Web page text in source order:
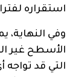
استقراره
وفي النهاية،
الأسطح غير
التي قد